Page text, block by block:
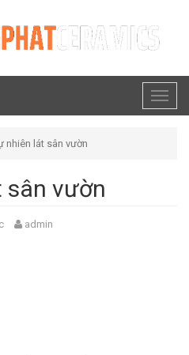
nhiên lát sân vườn
vườn
admin